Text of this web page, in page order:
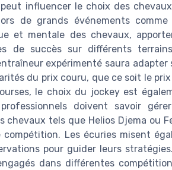
influencer le choix des
de grands événements
et mentale des chevaux,
de succès sur différents
expérimenté saura adapter
du prix couru, que ce soit le
le choix du jockey est
doivent savoir
chevaux tels que Helios Djema ou
Les écuries misent
pour guider leurs
dans différentes